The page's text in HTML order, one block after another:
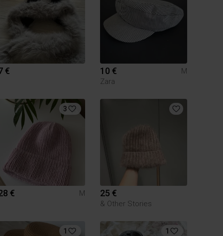
€ 10 €
M
Zara
3
€ M 25 €
& Other Stories
1 1